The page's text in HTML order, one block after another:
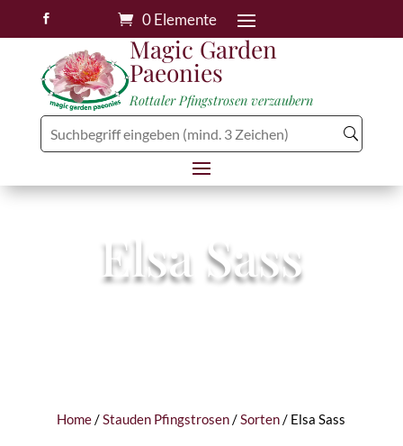
 0 Elemente
Magic Garden
Paeonies
Rottaler Pfingstrosen verzaubern
Elsa Sass
Home/Stauden Pfingstrosen/Sorten/ Elsa Sass